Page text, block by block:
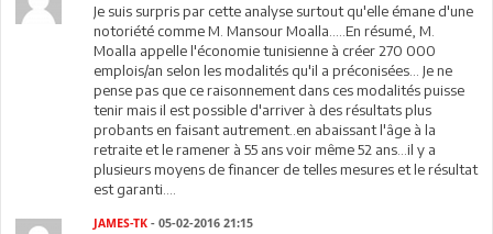
Je suis surpris par cette analyse surtout qu'elle émane d'une
notoriété comme M. Mansour Moalla.....En résumé, M.
Moalla appelle l'économie tunisienne à créer 270 000
emplois/an selon les modalités qu'il a préconisées... Je ne
pense pas que ce raisonnement dans ces modalités puisse
tenir mais il est possible d'arriver à des résultats plus
probants en faisant autrement..en abaissant l'âge à la
retraite et le ramener à 55 ans voir même 52 ans...il y a
plusieurs moyens de financer de telles mesures et le résultat
est garanti....
JAMES-TK - 05-02-2016 21:15